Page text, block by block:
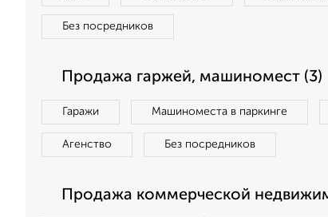
Без посредников
Продажа гаржей, машиномест (3)
Гаражи Машиноместа в паркинге
Агенство Без посредников
Продажа коммерческой